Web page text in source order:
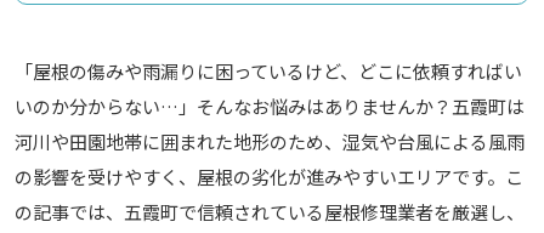
「屋根の傷みや雨漏りに困っているけど、どこに依頼すればい
いのか分からない…」そんなお悩みはありませんか？五霞町は
河川や田園地帯に囲まれた地形のため、湿気や台風による風雨
の影響を受けやすく、屋根の劣化が進みやすいエリアです。こ
の記事では、五霞町で信頼されている屋根修理業者を厳選し、